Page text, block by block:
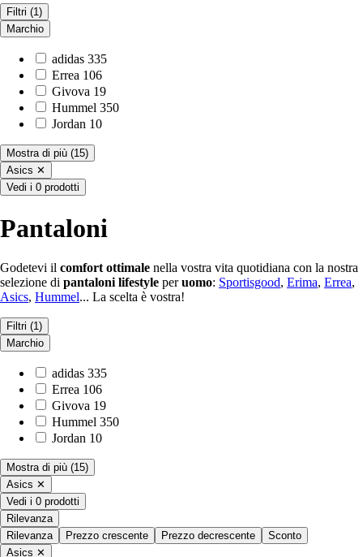
Filtri (1)
Marchio
adidas 335
Errea 106
Givova 19
Hummel 350
Jordan 10
Mostra di più (15)
Asics ✕
Vedi i 0 prodotti
Pantaloni
Godetevi il comfort ottimale nella vostra vita quotidiana con la nostra
selezione di pantaloni lifestyle peruomo: Sportisgood, Erima, Errea,
Asics, Hummel... La scelta è vostra!
Filtri (1)
Marchio
adidas 335
Errea 106
Givova 19
Hummel 350
Jordan 10
Mostra di più (15)
Asics ✕
Vedi i 0 prodotti
Rilevanza
Rilevanza
Prezzo crescente Prezzo decrescente
Sconto
Asics ✕